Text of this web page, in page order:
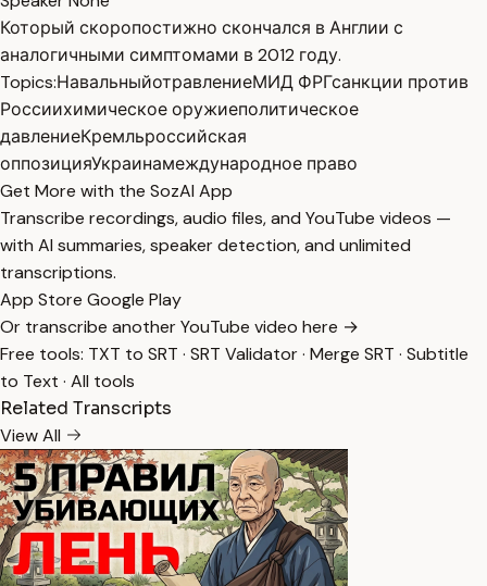
Который скоропостижно скончался в Англии с
аналогичными симптомами в 2012 году.
Topics:НавальныйотравлениеМИД ФРГсанкции против
Россиихимическое оружиеполитическое
давлениеКремльроссийская
оппозицияУкраинамеждународное право
Get More with the SozAI App
Transcribe recordings, audio files, and YouTube videos —
with AI summaries, speaker detection, and unlimited
transcriptions.
App Store Google Play
Or transcribe another YouTube video here →
Free tools: TXT to SRT · SRT Validator· Merge SRT · Subtitle
to Text · All tools
Related Transcripts
View All